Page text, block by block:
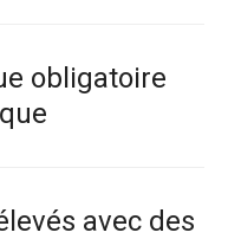
obligatoire
avec des